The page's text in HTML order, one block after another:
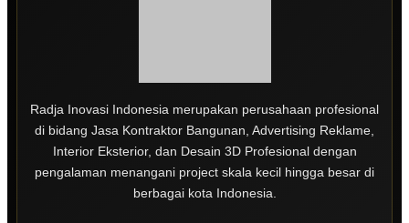
Radja Inovasi Indonesia merupakan perusahaan profesional
di bidang Jasa Kontraktor Bangunan, Advertising Reklame,
Interior Eksterior, dan Desain 3D Profesional dengan
pengalaman menangani project skala kecil hingga besar di
berbagai kota Indonesia.